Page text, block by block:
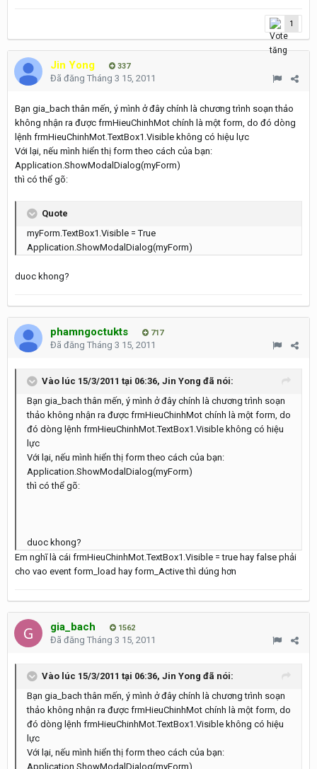
1
Jin Yong 337
Đã đăng Tháng 3 15, 2011
Bạn gia_bach thân mến, ý mình ở đây chính là chương trình soạn thảo
không nhận ra được frmHieuChinhMot chính là một form, do đó dòng
lệnh frmHieuChinhMot.TextBox1.Visible không có hiệu lực
Với lại, nếu mình hiển thị form theo cách của bạn:
Application.ShowModalDialog(myForm)
thì có thể gõ:
Quote
myForm.TextBox1.Visible = True
Application.ShowModalDialog(myForm)
duoc khong?
phamngoctukts 717
Đã đăng Tháng 3 15, 2011
Vào lúc 15/3/2011 tại 06:36, Jin Yong đã nói:
Bạn gia_bach thân mến, ý mình ở đây chính là chương trình soạn
thảo không nhận ra được frmHieuChinhMot chính là một form, do
đó dòng lệnh frmHieuChinhMot.TextBox1.Visible không có hiệu
lực
Với lại, nếu mình hiển thị form theo cách của bạn:
Application.ShowModalDialog(myForm)
thì có thể gõ:
duoc khong?
Em nghĩ là cái frmHieuChinhMot.TextBox1.Visible = true hay false phải
cho vao event form_load hay form_Active thì dúng hơn
gia_bach 1562
Đã đăng Tháng 3 15, 2011
Vào lúc 15/3/2011 tại 06:36, Jin Yong đã nói:
Bạn gia_bach thân mến, ý mình ở đây chính là chương trình soạn
thảo không nhận ra được frmHieuChinhMot chính là một form, do
đó dòng lệnh frmHieuChinhMot.TextBox1.Visible không có hiệu
lực
Với lại, nếu mình hiển thị form theo cách của bạn:
Application.ShowModalDialog(myForm)